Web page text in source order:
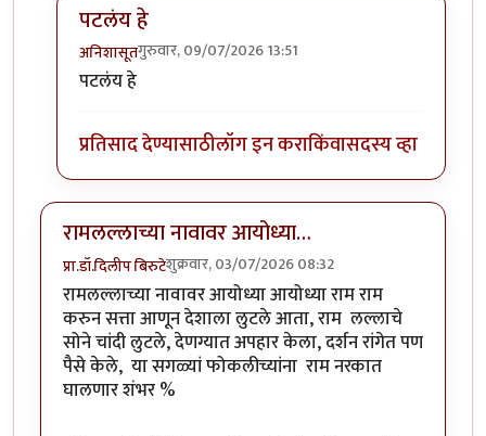
पटलंय हे
अनिशासूतगुरुवार, 09/07/2026 13:51
In reply to
पटलंय हे
प्रतिसाद देण्यासाठीलॉग इन कराकिंवासदस्य व्हा
रामलल्लाच्या नावावर आयोध्या…
प्रा.डॉ.दिलीप बिरुटेशुक्रवार, 03/07/2026 08:32
रामलल्लाच्या नावावर आयोध्या आयोध्या राम राम
करुन सत्ता आणून देशाला लुटले आता, राम लल्लाचे
सोने चांदी लुटले, देणग्यात अपहार केला, दर्शन रांगेत पण
पैसे केले, या सगळ्यां फोकलीच्यांना राम नरकात
घालणार शंभर %